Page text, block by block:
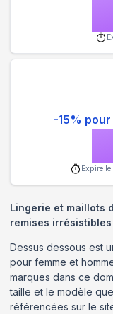
-15%
Expire le
Lingerie et maillots
remises
Dessus dessous est
pour femme et
marques dans ce
taille et le modèle
référencées sur le